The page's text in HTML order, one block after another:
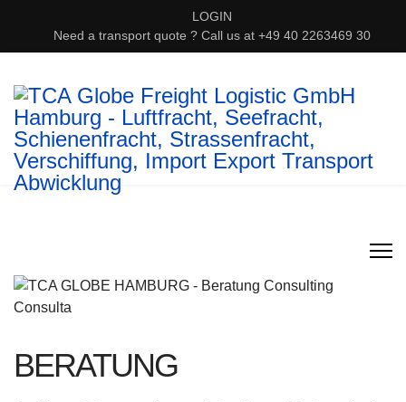
LOGIN
Need a transport quote ? Call us at +49 40 2263469 30
BERATUNG